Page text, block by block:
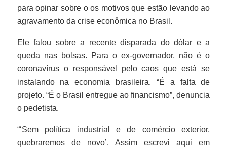
para opinar sobre o os motivos que estão levando ao
agravamento da crise econômica no Brasil.
Ele falou sobre a recente disparada do dólar e a
queda nas bolsas. Para o ex-governador, não é o
coronavírus o responsável pelo caos que está se
instalando na economia brasileira. “É a falta de
projeto. “É o Brasil entregue ao financismo”, denuncia
o pedetista.
“‘Sem política industrial e de comércio exterior,
quebraremos de novo’. Assim escrevi aqui em